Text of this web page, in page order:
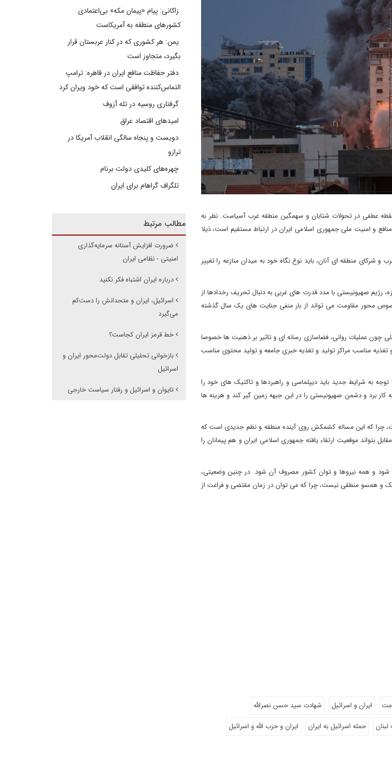
عطفی در تحولات شتابان و سهمگین منطقه غرب آسیاست. نظر به
و امنیت ملی جمهوری اسلامی ایران در ارتباط مستقیم است، ذیلا
منطقه ای آنان، باید نوع نگاه خود به میدان منازعه را تغییر
صهیونیستی با مدد قدرت های غربی به دنبال تحریف رخدادها از
محور مقاومت می تواند از بار منفی جنایت های یک سال گذشته
چون عملیات روانی، فضاسازی رسانه ای و تاثیر بر ذهنیت ها خصوصا
مناسب مراکز تولید و تغذیه خبری جامعه و تولید محتوی مناسب
به شرایط جدید باید دیپلماسی و راهبردها و تاکتیک های خود را
کار برد و دشمن صهیونیستی را در این جبهه زمین گیر کند و هزینه ها
چرا که این مساله کشمکش روی آینده منطقه و نظم جدیدی است که
بتواند موقعیت ارتقاء یافته جمهوری اسلامی ایران و هم پیمانان را
و همه نیروها و توان کشور مصروف آن شود. در چنین وضعیتی،
و همسو منطقی نیست، چرا که می توان در زمان مقتضی و فراغت از
ایران و اسرائیل
شهادت سید حسن نصرالله
حمله اسرائیل به ایران
ایران و حزب الله و اسرائیل
زاکانی: پیام «پیمان مکه» بی‌اعتمادی
کشورهای منطقه به آمریکاست
یمن: هر کشوری که در کنار عربستان قرار
بگیرد، متجاوز است
دفتر حفاظت منافع ایران در قاهره: ترامپ
التماس‌کننده توافقی است که خود ویران کرد
گرفتاری روسیه در تله آزوف
امیدهای اقتصاد عراق
دویست و پنجاه سالگی انقلاب آمریکا در
ترازو
چهره‌های کلیدی دولت برنام
تلگراف گراهام برای ایران
مطالب مرتبط
ضرورت افزایش آستانه سرمایه‌گذاری
امنیتی - نظامی ایران
درباره ایران اشتباه فکر نکنید
اسرائیل، ایران و متحدانش را دست‌کم
می‌گیرد
خط قرمز ایران کجاست؟
بازخوانی تحلیلی تقابل دولت‌محور ایران و
اسرائیل
تایوان و اسرائیل و رفتار سیاست خارجی